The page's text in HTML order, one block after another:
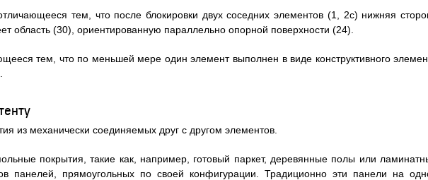
тем, что после блокировки двух соседних элементов (1, 2c) нижняя
область (30), ориентированную параллельно опорной поверхности (24).
тем, что по меньшей мере один элемент выполнен в виде конструктивного
из механически соединяемых друг с другом элементов.
покрытия, такие как, например, готовый паркет, деревянные полы или
панелей, прямоугольных по своей конфигурации. Традиционно эти панели на